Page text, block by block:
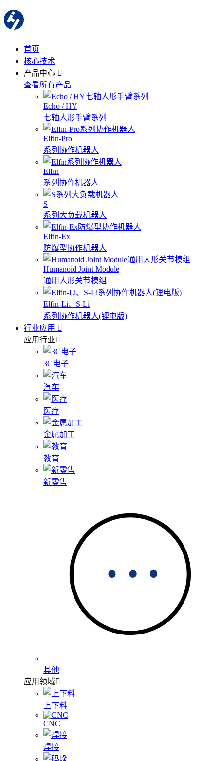
首页
核心技术
产品中心
查看所有产品
Echo / HY
七轴人形手臂系列
Elfin-Pro
系列协作机器人
Elfin
系列协作机器人
S
系列大负载机器人
Elfin-Ex
防爆型协作机器人
Humanoid Joint Module
通用人形关节模组
Elfin-Li、S-Li
系列协作机器人(锂电版)
行业应用
应用行业
3C电子
汽车
医疗
金属加工
教育
新零售
其他
应用领域
上下料
CNC
焊接